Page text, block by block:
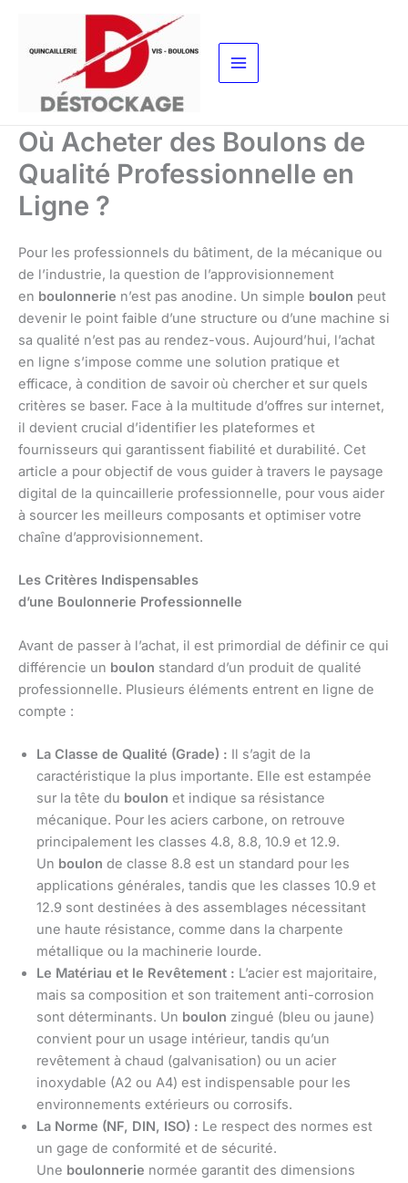
contenu
Où Acheter des Boulons de
Qualité Professionnelle en
Ligne ?
Pour les professionnels du bâtiment, de la mécanique ou
de l’industrie, la question de l’approvisionnement
en boulonnerie n’est pas anodine. Un simple boulon peut
devenir le point faible d’une structure ou d’une machine si
sa qualité n’est pas au rendez-vous. Aujourd’hui, l’achat
en ligne s’impose comme une solution pratique et
efficace, à condition de savoir où chercher et sur quels
critères se baser. Face à la multitude d’offres sur internet,
il devient crucial d’identifier les plateformes et
fournisseurs qui garantissent fiabilité et durabilité. Cet
article a pour objectif de vous guider à travers le paysage
digital de la quincaillerie professionnelle, pour vous aider
à sourcer les meilleurs composants et optimiser votre
chaîne d’approvisionnement.
Les Critères Indispensables
d’une Boulonnerie Professionnelle
Avant de passer à l’achat, il est primordial de définir ce qui
différencie un boulon standard d’un produit de qualité
professionnelle. Plusieurs éléments entrent en ligne de
compte :
La Classe de Qualité (Grade) : Il s’agit de la
caractéristique la plus importante. Elle est estampée
sur la tête du boulon et indique sa résistance
mécanique. Pour les aciers carbone, on retrouve
principalement les classes 4.8, 8.8, 10.9 et 12.9.
Un boulon de classe 8.8 est un standard pour les
applications générales, tandis que les classes 10.9 et
12.9 sont destinées à des assemblages nécessitant
une haute résistance, comme dans la charpente
métallique ou la machinerie lourde.
Le Matériau et le Revêtement : L’acier est majoritaire,
mais sa composition et son traitement anti-corrosion
sont déterminants. Un boulon zingué (bleu ou jaune)
convient pour un usage intérieur, tandis qu’un
revêtement à chaud (galvanisation) ou un acier
inoxydable (A2 ou A4) est indispensable pour les
environnements extérieurs ou corrosifs.
La Norme (NF, DIN, ISO) : Le respect des normes est
un gage de conformité et de sécurité.
Une boulonnerie normée garantit des dimensions